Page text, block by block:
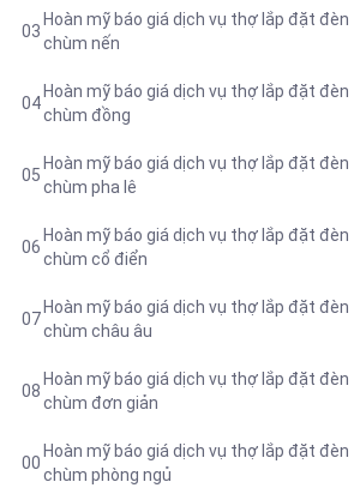
03
Hoàn mỹ báo giá dịch vụ thợ lắp đặt đèn
chùm nến
04
Hoàn mỹ báo giá dịch vụ thợ lắp đặt đèn
chùm đồng
05
Hoàn mỹ báo giá dịch vụ thợ lắp đặt đèn
chùm pha lê
06
Hoàn mỹ báo giá dịch vụ thợ lắp đặt đèn
chùm cổ điển
07
Hoàn mỹ báo giá dịch vụ thợ lắp đặt đèn
chùm châu âu
08
Hoàn mỹ báo giá dịch vụ thợ lắp đặt đèn
chùm đơn giản
00
Hoàn mỹ báo giá dịch vụ thợ lắp đặt đèn
chùm phòng ngủ